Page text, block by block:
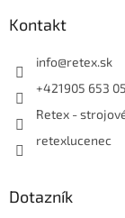
Kontakt
info@retex.sk
+421905 653
Retex -
retexlucenec
Dotazník